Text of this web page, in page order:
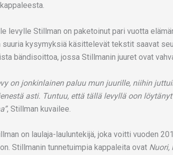
levylle Stillman on paketoinut pari vuotta
suuria kysymyksiä käsittelevät tekstit saavat
bändisoittoa, jossa Stillmanin juuret ovat
on jonkinlainen paluu mun juurille, niihin
asti. Tuntuu, että tällä levyllä oon
, Stillman kuvailee.
on laulaja-lauluntekijä, joka voitti vuoden
Stillmanin tunnetuimpia kappaleita ovat Nuori,